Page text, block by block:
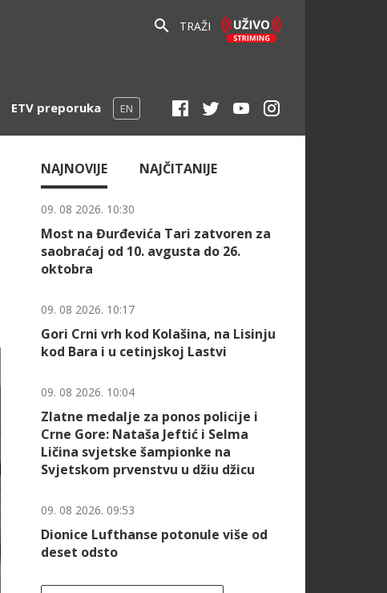
TRAŽI
ETV preporuka EN
NAJNOVIJE NAJČITANIJE
09. 08 2026. 10:30
Most na Đurđevića Tari zatvoren za
saobraćaj od 10. avgusta do 26.
oktobra
09. 08 2026. 10:17
Gori Crni vrh kod Kolašina, na Lisinju
kod Bara i u cetinjskoj Lastvi
09. 08 2026. 10:04
Zlatne medalje za ponos policije i
Crne Gore: Nataša Jeftić i Selma
Ličina svjetske šampionke na
Svjetskom prvenstvu u džiu džicu
09. 08 2026. 09:53
Dionice Lufthanse potonule više od
deset odsto